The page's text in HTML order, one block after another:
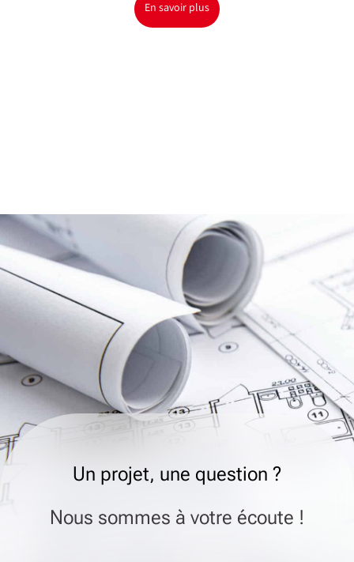
En savoir plus
Un projet, une question ?
Nous sommes à votre écoute !